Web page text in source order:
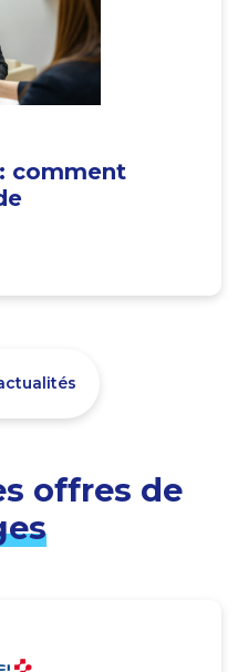
comment
offres de